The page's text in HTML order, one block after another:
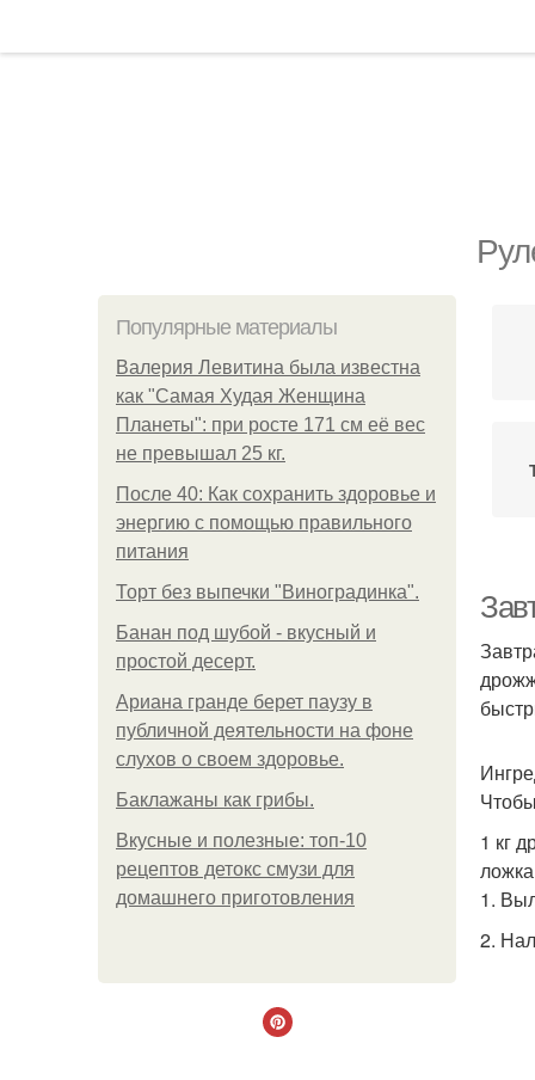
Популярные материалы
Валерия Левитина была известна
как "Самая Худая Женщина
Планеты": при росте 171 см её вес
не превышал 25 кг.
После 40: Как сохранить здоровье и
энергию с помощью правильного
питания
Торт без выпечки "Виноградинка".
Банан под шубой - вкусный и
простой десерт.
Ариана гранде берет паузу в
публичной деятельности на фоне
слухов о своем здоровье.
Баклажаны как грибы.
Вкусные и полезные: топ-10
рецептов детокс смузи для
домашнего приготовления
1 кг
1.
2.